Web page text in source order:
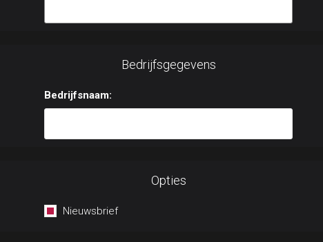
Bedrijfsgegevens
Bedrijfsnaam:
Opties
Nieuwsbrief